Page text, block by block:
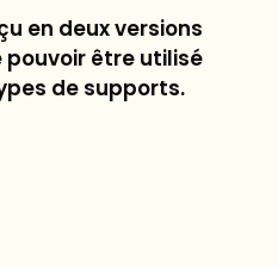
en deux versions
être utilisé
de supports.